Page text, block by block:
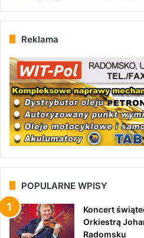
Reklama
POPULARNE WPISY
Koncert
Orkiestrą
Radomsku